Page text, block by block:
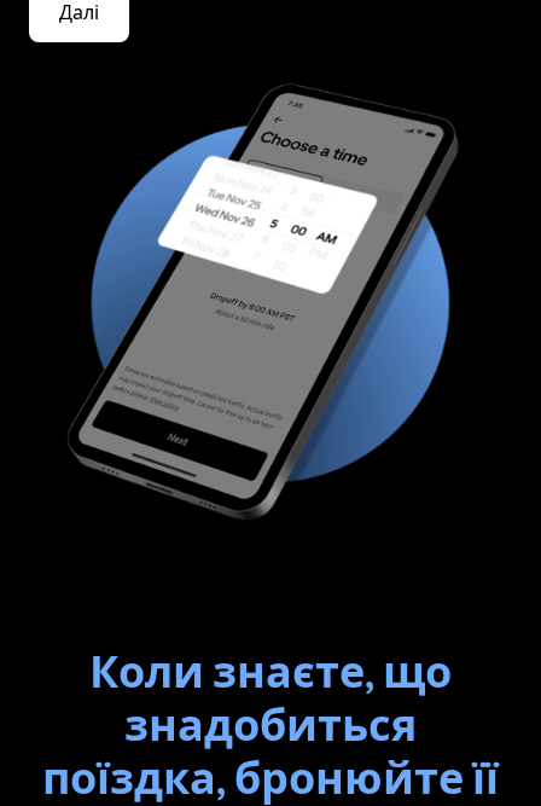
Далі
Коли знаєте, що
знадобиться
поїздка, бронюйте її